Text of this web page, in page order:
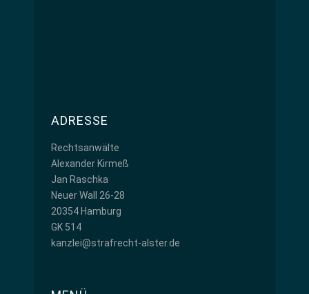
ADRESSE
Rechtsanwälte
Alexander Kirmeß
Jan Raschka
Neuer Wall 26-28
20354 Hamburg
GK 514
kanzlei@strafrecht-alster.de